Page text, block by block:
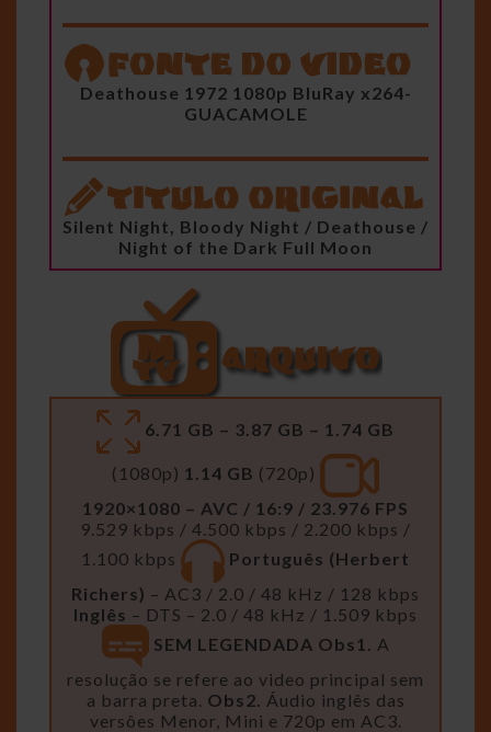
Deathouse 1972 1080p BluRay x264-
GUACAMOLE
Silent Night, Bloody Night / Deathouse /
Night of the Dark Full Moon
6.71 GB – 3.87 GB – 1.74 GB
(1080p) 1.14 GB (720p)
1920×1080 – AVC / 16:9 / 23.976 FPS
9.529 kbps / 4.500 kbps / 2.200 kbps /
1.100 kbps
Português (Herbert
Richers) – AC3 / 2.0 / 48 kHz / 128 kbps
Inglês – DTS – 2.0 / 48 kHz / 1.509 kbps
SEM LEGENDADA Obs1. A
resolução se refere ao video principal sem
a barra preta. Obs2. Áudio inglês das
versôes Menor, Mini e 720p em AC3.